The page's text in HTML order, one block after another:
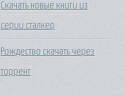
Скачать новые книги из
серии сталкер
Рождество скачать через
торрент